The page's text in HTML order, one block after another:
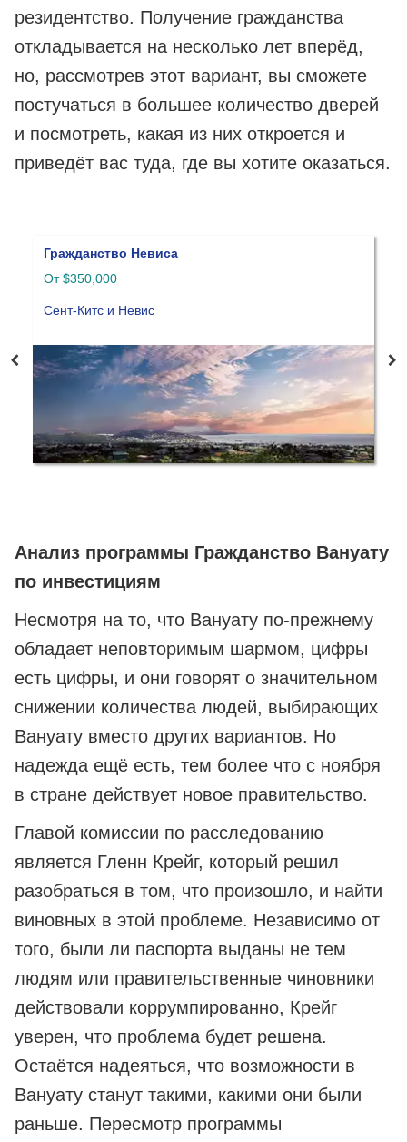
резидентство. Получение гражданства
откладывается на несколько лет вперёд,
но, рассмотрев этот вариант, вы сможете
постучаться в большее количество дверей
и посмотреть, какая из них откроется и
приведёт вас туда, где вы хотите оказаться.
Гражданство Антигуа и Барбуда
От $260,000
Антигуа и Барбуда
Анализ программы Гражданство Вануату
по инвестициям
Несмотря на то, что Вануату по-прежнему
обладает неповторимым шармом, цифры
есть цифры, и они говорят о значительном
снижении количества людей, выбирающих
Вануату вместо других вариантов. Но
надежда ещё есть, тем более что с ноября
в стране действует новое правительство.
Главой комиссии по расследованию
является Гленн Крейг, который решил
разобраться в том, что произошло, и найти
виновных в этой проблеме. Независимо от
того, были ли паспорта выданы не тем
людям или правительственные чиновники
действовали коррумпированно, Крейг
уверен, что проблема будет решена.
Остаётся надеяться, что возможности в
Вануату станут такими, какими они были
раньше. Пересмотр программы